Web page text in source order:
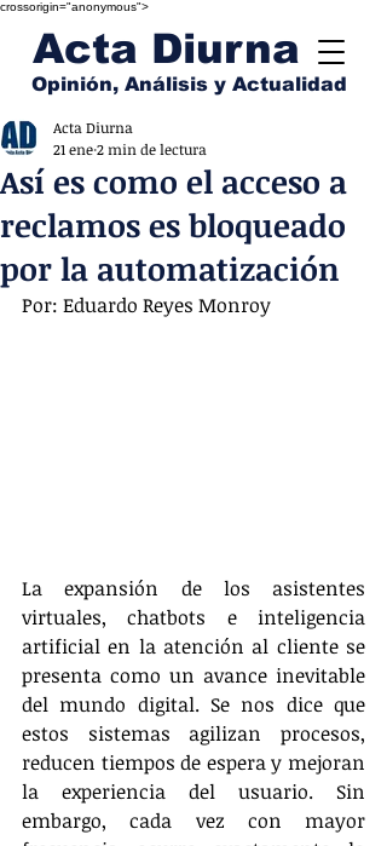
crossorigin="anonymous">
Acta Diurna
Opinión, Análisis y Actualidad
Así es como el acceso a
reclamos es bloqueado
por la automatización
Acta Diurna
21 ene2 min de lectura
Por: Eduardo Reyes Monroy
La expansión de los asistentes
virtuales, chatbots e inteligencia
artificial en la atención al cliente se
presenta como un avance inevitable
del mundo digital. Se nos dice que
estos sistemas agilizan procesos,
reducen tiempos de espera y mejoran
la experiencia del usuario. Sin
embargo, cada vez con mayor